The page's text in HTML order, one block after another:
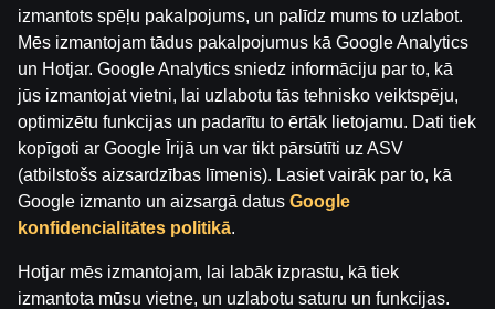
Palīdzības dienests
Spēlē atbildīgi
Affiliates Par mums
izmantots spēļu pakalpojums, un palīdz mums to uzlabot.
Mēs izmantojam tādus pakalpojumus kā Google Analytics
un Hotjar. Google Analytics sniedz informāciju par to, kā
jūs izmantojat vietni, lai uzlabotu tās tehnisko veiktspēju,
optimizētu funkcijas un padarītu to ērtāk lietojamu. Dati tiek
kopīgoti ar Google Īrijā un var tikt pārsūtīti uz ASV
(atbilstošs aizsardzības līmenis). Lasiet vairāk par to, kā
Google izmanto un aizsargā datus Google
konfidencialitātes politikā.
Hotjar mēs izmantojam, lai labāk izprastu, kā tiek
izmantota mūsu vietne, un uzlabotu saturu un funkcijas.